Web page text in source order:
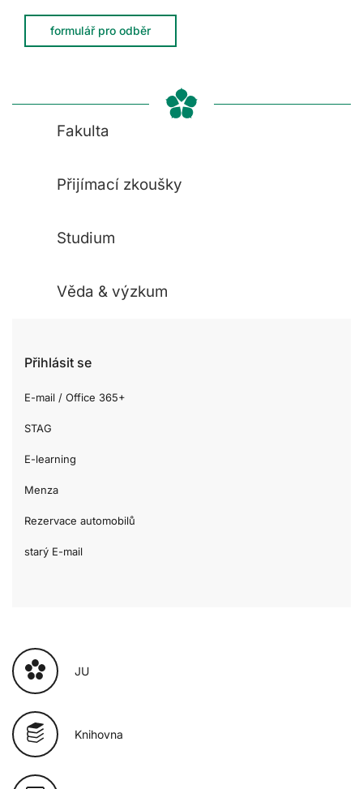
formulář pro odběr
Fakulta
Přijímací zkoušky
Studium
Věda & výzkum
Přihlásit se
E-mail / Office 365+
STAG
E-learning
Menza
Rezervace automobilů
starý E-mail
JU
Knihovna